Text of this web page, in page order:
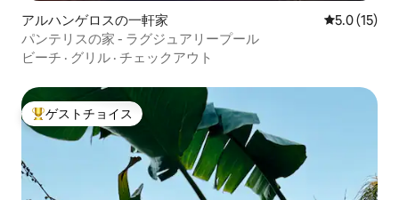
アルハンゲロスの一軒家 レビュー15
5.0 (15)
パンテリスの家 - ラグジュアリープール
ビーチ · グリル · チェックアウト
大好評のゲストチョイスです。
ゲストチョイス